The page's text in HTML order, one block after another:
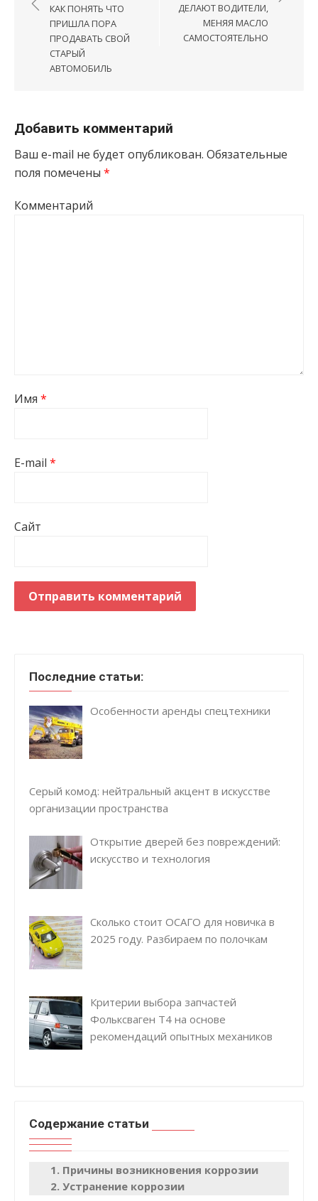
КАК ПОНЯТЬ ЧТО
ПРИШЛА ПОРА
ПРОДАВАТЬ СВОЙ
СТАРЫЙ
АВТОМОБИЛЬ
ДЕЛАЮТ ВОДИТЕЛИ,
МЕНЯЯ МАСЛО
САМОСТОЯТЕЛЬНО
Добавить комментарий
Ваш e-mail не будет опубликован. Обязательные
поля помечены *
Комментарий
Имя *
E-mail *
Сайт
Последние статьи:
Особенности аренды спецтехники
Серый комод: нейтральный акцент в искусстве
организации пространства
Открытие дверей без повреждений:
искусство и технология
Сколько стоит ОСАГО для новичка в
2025 году. Разбираем по полочкам
Критерии выбора запчастей
Фольксваген Т4 на основе
рекомендаций опытных механиков
Содержание статьи
Причины возникновения коррозии
Устранение коррозии